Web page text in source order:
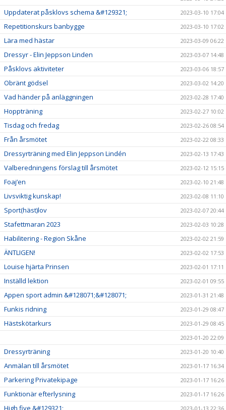
Uppdaterat påsklovs schema &#129321; 2023-03-10 17:04
Repetitionskurs banbygge 2023-03-10 17:02
Lära med hästar 2023-03-09 06:22
Dressyr - Elin Jeppson Linden 2023-03-07 14:48
Påsklovs aktiviteter 2023-03-06 18:57
Obränt gödsel 2023-03-02 14:20
Vad händer på anläggningen 2023-02-28 17:40
Hoppträning 2023-02-27 10:02
Tisdag och fredag 2023-02-26 08:54
Från årsmötet 2023-02-22 08:33
Dressyrträning med Elin Jeppson Lindén 2023-02-13 17:43
Valberedningens förslag till årsmötet 2023-02-12 15:15
Foaj’en 2023-02-10 21:48
Livsviktig kunskap! 2023-02-08 11:10
Sport(häst)lov 2023-02-07 20:44
Stafettmaran 2023 2023-02-03 10:28
Habilitering - Region Skåne 2023-02-02 21:59
ÄNTLIGEN! 2023-02-02 17:53
Louise hjärta Prinsen 2023-02-01 17:11
Inställd lektion 2023-02-01 09:55
Appen sport admin &#128071;&#128071; 2023-01-31 21:48
Funkis ridning 2023-01-29 08:47
Hästskötarkurs
2023-01-29 08:45
2023-01-20 22:09
Dressyrträning 2023-01-20 10:40
Anmälan till årsmötet 2023-01-17 16:34
Parkering Privatekipage 2023-01-17 16:26
Funktionär efterlysning 2023-01-17 16:26
High five &#129321; 2023-01-13 22:36